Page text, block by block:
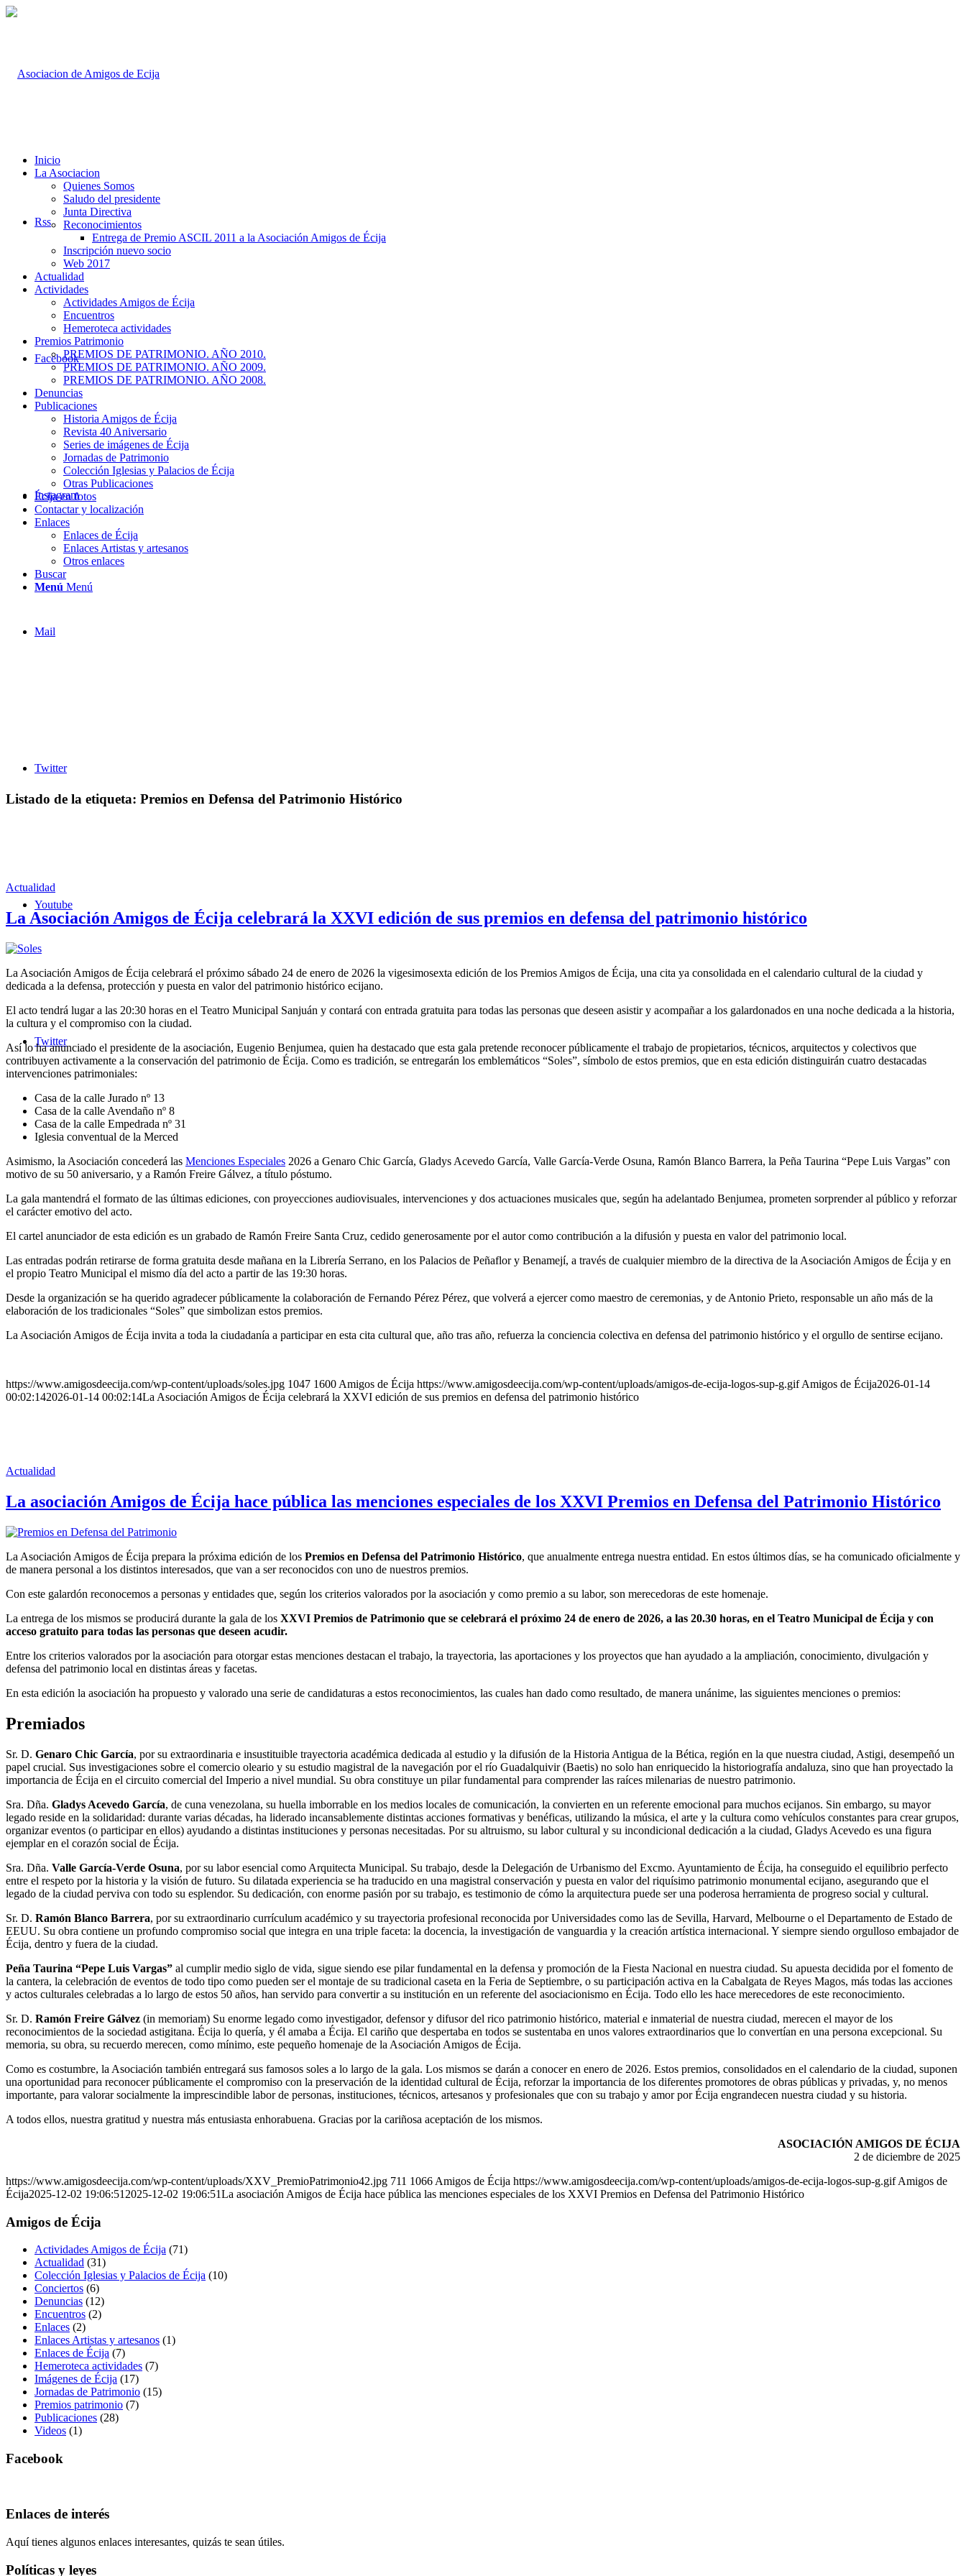
Rss
Facebook
Instagram
Mail
Twitter
Youtube
Twitter
Inicio
La Asociacion
Quienes Somos
Saludo del presidente
Junta Directiva
Reconocimientos
Entrega de Premio ASCIL 2011 a la Asociación Amigos de Écija
Inscripción nuevo socio
Web 2017
Actualidad
Actividades
Actividades Amigos de Écija
Encuentros
Hemeroteca actividades
Premios Patrimonio
PREMIOS DE PATRIMONIO. AÑO 2010.
PREMIOS DE PATRIMONIO. AÑO 2009.
PREMIOS DE PATRIMONIO. AÑO 2008.
Denuncias
Publicaciones
Historia Amigos de Écija
Revista 40 Aniversario
Series de imágenes de Écija
Jornadas de Patrimonio
Colección Iglesias y Palacios de Écija
Otras Publicaciones
Écija en fotos
Contactar y localización
Enlaces
Enlaces de Écija
Enlaces Artistas y artesanos
Otros enlaces
Buscar
Menú Menú
Listado de la etiqueta: Premios en Defensa del Patrimonio Histórico
Actualidad
La Asociación Amigos de Écija celebrará la XXVI edición de sus premios en defensa del patrimonio histórico
La Asociación Amigos de Écija celebrará el próximo sábado 24 de enero de 2026 la vigesimosexta edición de los Premios Amigos de Écija, una cita ya consolidada en el calendario cultural de la ciudad y
dedicada a la defensa, protección y puesta en valor del patrimonio histórico ecijano.
El acto tendrá lugar a las 20:30 horas en el Teatro Municipal Sanjuán y contará con entrada gratuita para todas las personas que deseen asistir y acompañar a los galardonados en una noche dedicada a la historia,
la cultura y el compromiso con la ciudad.
Así lo ha anunciado el presidente de la asociación, Eugenio Benjumea, quien ha destacado que esta gala pretende reconocer públicamente el trabajo de propietarios, técnicos, arquitectos y colectivos que
contribuyen activamente a la conservación del patrimonio de Écija. Como es tradición, se entregarán los emblemáticos “Soles”, símbolo de estos premios, que en esta edición distinguirán cuatro destacadas
intervenciones patrimoniales:
Casa de la calle Jurado nº 13
Casa de la calle Avendaño nº 8
Casa de la calle Empedrada nº 31
Iglesia conventual de la Merced
Asimismo, la Asociación concederá las Menciones Especiales 2026 a Genaro Chic García, Gladys Acevedo García, Valle García-Verde Osuna, Ramón Blanco Barrera, la Peña Taurina “Pepe Luis Vargas” con
motivo de su 50 aniversario, y a Ramón Freire Gálvez, a título póstumo.
La gala mantendrá el formato de las últimas ediciones, con proyecciones audiovisuales, intervenciones y dos actuaciones musicales que, según ha adelantado Benjumea, prometen sorprender al público y reforzar
el carácter emotivo del acto.
El cartel anunciador de esta edición es un grabado de Ramón Freire Santa Cruz, cedido generosamente por el autor como contribución a la difusión y puesta en valor del patrimonio local.
Las entradas podrán retirarse de forma gratuita desde mañana en la Librería Serrano, en los Palacios de Peñaflor y Benamejí, a través de cualquier miembro de la directiva de la Asociación Amigos de Écija y en
el propio Teatro Municipal el mismo día del acto a partir de las 19:30 horas.
Desde la organización se ha querido agradecer públicamente la colaboración de Fernando Pérez Pérez, que volverá a ejercer como maestro de ceremonias, y de Antonio Prieto, responsable un año más de la
elaboración de los tradicionales “Soles” que simbolizan estos premios.
La Asociación Amigos de Écija invita a toda la ciudadanía a participar en esta cita cultural que, año tras año, refuerza la conciencia colectiva en defensa del patrimonio histórico y el orgullo de sentirse ecijano.
https://www.amigosdeecija.com/wp-content/uploads/soles.jpg 1047 1600 Amigos de Écija https://www.amigosdeecija.com/wp-content/uploads/amigos-de-ecija-logos-sup-g.gif Amigos de Écija2026-01-14
00:02:142026-01-14 00:02:14La Asociación Amigos de Écija celebrará la XXVI edición de sus premios en defensa del patrimonio histórico
Actualidad
La asociación Amigos de Écija hace pública las menciones especiales de los XXVI Premios en Defensa del Patrimonio Histórico
La Asociación Amigos de Écija prepara la próxima edición de los Premios en Defensa del Patrimonio Histórico, que anualmente entrega nuestra entidad. En estos últimos días, se ha comunicado oficialmente y
de manera personal a los distintos interesados, que van a ser reconocidos con uno de nuestros premios.
Con este galardón reconocemos a personas y entidades que, según los criterios valorados por la asociación y como premio a su labor, son merecedoras de este homenaje.
La entrega de los mismos se producirá durante la gala de los XXVI Premios de Patrimonio que se celebrará el próximo 24 de enero de 2026, a las 20.30 horas, en el Teatro Municipal de Écija y con
acceso gratuito para todas las personas que deseen acudir.
Entre los criterios valorados por la asociación para otorgar estas menciones destacan el trabajo, la trayectoria, las aportaciones y los proyectos que han ayudado a la ampliación, conocimiento, divulgación y
defensa del patrimonio local en distintas áreas y facetas.
En esta edición la asociación ha propuesto y valorado una serie de candidaturas a estos reconocimientos, las cuales han dado como resultado, de manera unánime, las siguientes menciones o premios:
Premiados
Sr. D. Genaro Chic García, por su extraordinaria e insustituible trayectoria académica dedicada al estudio y la difusión de la Historia Antigua de la Bética, región en la que nuestra ciudad, Astigi, desempeñó un
papel crucial. Sus investigaciones sobre el comercio oleario y su estudio magistral de la navegación por el río Guadalquivir (Baetis) no solo han enriquecido la historiografía andaluza, sino que han proyectado la
importancia de Écija en el circuito comercial del Imperio a nivel mundial. Su obra constituye un pilar fundamental para comprender las raíces milenarias de nuestro patrimonio.
Sra. Dña. Gladys Acevedo García, de cuna venezolana, su huella imborrable en los medios locales de comunicación, la convierten en un referente emocional para muchos ecijanos. Sin embargo, su mayor
legado reside en la solidaridad: durante varias décadas, ha liderado incansablemente distintas acciones formativas y benéficas, utilizando la música, el arte y la cultura como vehículos constantes para crear grupos,
organizar eventos (o participar en ellos) ayudando a distintas instituciones y personas necesitadas. Por su altruismo, su labor cultural y su incondicional dedicación a la ciudad, Gladys Acevedo es una figura
ejemplar en el corazón social de Écija.
Sra. Dña. Valle García-Verde Osuna, por su labor esencial como Arquitecta Municipal. Su trabajo, desde la Delegación de Urbanismo del Excmo. Ayuntamiento de Écija, ha conseguido el equilibrio perfecto
entre el respeto por la historia y la visión de futuro. Su dilatada experiencia se ha traducido en una magistral conservación y puesta en valor del riquísimo patrimonio monumental ecijano, asegurando que el
legado de la ciudad perviva con todo su esplendor. Su dedicación, con enorme pasión por su trabajo, es testimonio de cómo la arquitectura puede ser una poderosa herramienta de progreso social y cultural.
Sr. D. Ramón Blanco Barrera, por su extraordinario currículum académico y su trayectoria profesional reconocida por Universidades como las de Sevilla, Harvard, Melbourne o el Departamento de Estado de
EEUU. Su obra contiene un profundo compromiso social que integra en una triple faceta: la docencia, la investigación de vanguardia y la creación artística internacional. Y siempre siendo orgulloso embajador de
Écija, dentro y fuera de la ciudad.
Peña Taurina “Pepe Luis Vargas” al cumplir medio siglo de vida, sigue siendo ese pilar fundamental en la defensa y promoción de la Fiesta Nacional en nuestra ciudad. Su apuesta decidida por el fomento de
la cantera, la celebración de eventos de todo tipo como pueden ser el montaje de su tradicional caseta en la Feria de Septiembre, o su participación activa en la Cabalgata de Reyes Magos, más todas las acciones
y actos culturales celebradas a lo largo de estos 50 años, han servido para convertir a su institución en un referente del asociacionismo en Écija. Todo ello les hace merecedores de este reconocimiento.
Sr. D. Ramón Freire Gálvez (in memoriam) Su enorme legado como investigador, defensor y difusor del rico patrimonio histórico, material e inmaterial de nuestra ciudad, merecen el mayor de los
reconocimientos de la sociedad astigitana. Écija lo quería, y él amaba a Écija. El cariño que despertaba en todos se sustentaba en unos valores extraordinarios que lo convertían en una persona excepcional. Su
memoria, su obra, su recuerdo merecen, como mínimo, este pequeño homenaje de la Asociación Amigos de Écija.
Como es costumbre, la Asociación también entregará sus famosos soles a lo largo de la gala. Los mismos se darán a conocer en enero de 2026. Estos premios, consolidados en el calendario de la ciudad, suponen
una oportunidad para reconocer públicamente el compromiso con la preservación de la identidad cultural de Écija, reforzar la importancia de los diferentes promotores de obras públicas y privadas, y, no menos
importante, para valorar socialmente la imprescindible labor de personas, instituciones, técnicos, artesanos y profesionales que con su trabajo y amor por Écija engrandecen nuestra ciudad y su historia.
A todos ellos, nuestra gratitud y nuestra más entusiasta enhorabuena. Gracias por la cariñosa aceptación de los mismos.
ASOCIACIÓN AMIGOS DE ÉCIJA
2 de diciembre de 2025
https://www.amigosdeecija.com/wp-content/uploads/XXV_PremioPatrimonio42.jpg 711 1066 Amigos de Écija https://www.amigosdeecija.com/wp-content/uploads/amigos-de-ecija-logos-sup-g.gif Amigos de
Écija2025-12-02 19:06:51 2025-12-02 19:06:51La asociación Amigos de Écija hace pública las menciones especiales de los XXVI Premios en Defensa del Patrimonio Histórico
Amigos de Écija
Actividades Amigos de Écija (71)
Actualidad (31)
Colección Iglesias y Palacios de Écija (10)
Conciertos (6)
Denuncias (12)
Encuentros (2)
Enlaces (2)
Enlaces Artistas y artesanos (1)
Enlaces de Écija (7)
Hemeroteca actividades (7)
Imágenes de Écija (17)
Jornadas de Patrimonio (15)
Premios patrimonio (7)
Publicaciones (28)
Videos (1)
Facebook
Enlaces de interés
Aquí tienes algunos enlaces interesantes, quizás te sean útiles.
Políticas y leyes